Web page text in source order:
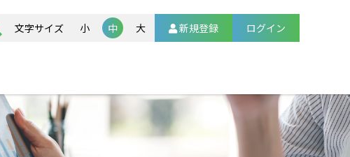
文字サイズ 小 中 大 新規登録 ログイン